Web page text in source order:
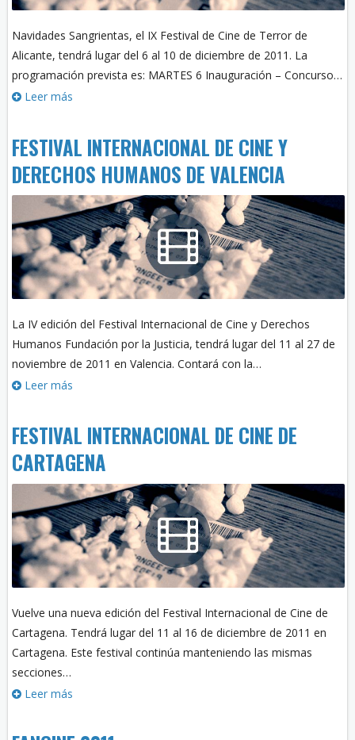
Navidades Sangrientas, el IX Festival de Cine de Terror de
Alicante, tendrá lugar del 6 al 10 de diciembre de 2011. La
programación prevista es: MARTES 6 Inauguración – Concurso…
Leer más
FESTIVAL INTERNACIONAL DE CINE Y
DERECHOS HUMANOS DE VALENCIA
La IV edición del Festival Internacional de Cine y Derechos
Humanos Fundación por la Justicia, tendrá lugar del 11 al 27 de
noviembre de 2011 en Valencia. Contará con la…
Leer más
FESTIVAL INTERNACIONAL DE CINE DE
CARTAGENA
Vuelve una nueva edición del Festival Internacional de Cine de
Cartagena. Tendrá lugar del 11 al 16 de diciembre de 2011 en
Cartagena. Este festival continúa manteniendo las mismas
secciones…
Leer más